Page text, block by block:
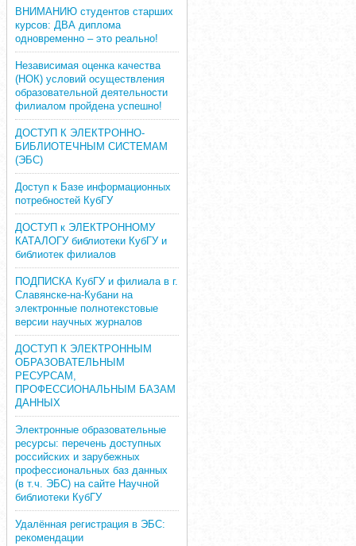
ВНИМАНИЮ студентов старших
курсов: ДВА диплома
одновременно – это реально!
Независимая оценка качества
(НОК) условий осуществления
образовательной деятельности
филиалом пройдена успешно!
ДОСТУП К ЭЛЕКТРОННО-
БИБЛИОТЕЧНЫМ СИСТЕМАМ
(ЭБС)
Доступ к Базе информационных
потребностей КубГУ
ДОСТУП к ЭЛЕКТРОННОМУ
КАТАЛОГУ библиотеки КубГУ и
библиотек филиалов
ПОДПИСКА КубГУ и филиала в г.
Славянске-на-Кубани на
электронные полнотекстовые
версии научных журналов
ДОСТУП К ЭЛЕКТРОННЫМ
ОБРАЗОВАТЕЛЬНЫМ
РЕСУРСАМ,
ПРОФЕССИОНАЛЬНЫМ БАЗАМ
ДАННЫХ
Электронные образовательные
ресурсы: перечень доступных
российских и зарубежных
профессиональных баз данных
(в т.ч. ЭБС) на сайте Научной
библиотеки КубГУ
Удалённая регистрация в ЭБС:
рекомендации